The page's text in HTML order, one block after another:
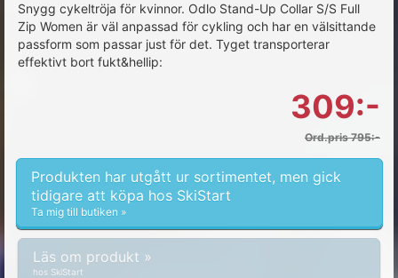
Snygg cykeltröja för kvinnor. Odlo Stand-Up Collar S/S Full
Zip Women är väl anpassad för cykling och har en välsittande
passform som passar just för det. Tyget transporterar
effektivt bort fukt&hellip:
309:-
Ord.pris 795:-
Produkten har utgått ur sortimentet, men gick
tidigare att köpa hos SkiStart
Ta mig till butiken »
Läs om produkt »
hos SkiStart